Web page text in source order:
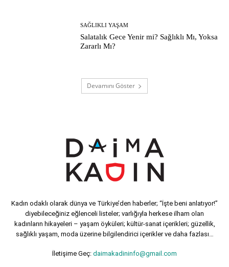
SAĞLIKLI YAŞAM
Salatalık Gece Yenir mi? Sağlıklı Mı, Yoksa
Zararlı Mı?
Devamını Göster
Kadın odaklı olarak dünya ve Türkiye’den haberler; “İşte beni anlatıyor!”
diyebileceğiniz eğlenceli listeler; varlığıyla herkese ilham olan
kadınların hikayeleri – yaşam öyküleri; kültür-sanat içerikleri; güzellik,
sağlıklı yaşam, moda üzerine bilgilendirici içerikler ve daha fazlası…
İletişime Geç: daimakadininfo@gmail.com